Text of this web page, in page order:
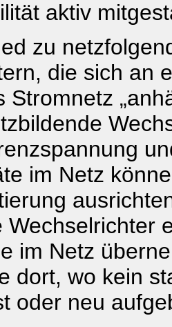
aktiv
zu
die sich an
Stromnetz
im Netz
Wechselrichter
im Netz
dort, wo kein
oder neu